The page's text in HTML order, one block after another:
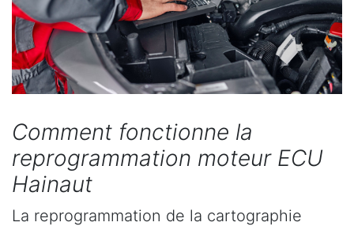
Comment fonctionne la
reprogrammation moteur ECU
Hainaut
La reprogrammation de la cartographie